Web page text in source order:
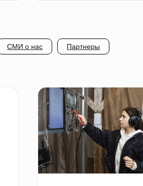
СМИ о нас Партнеры